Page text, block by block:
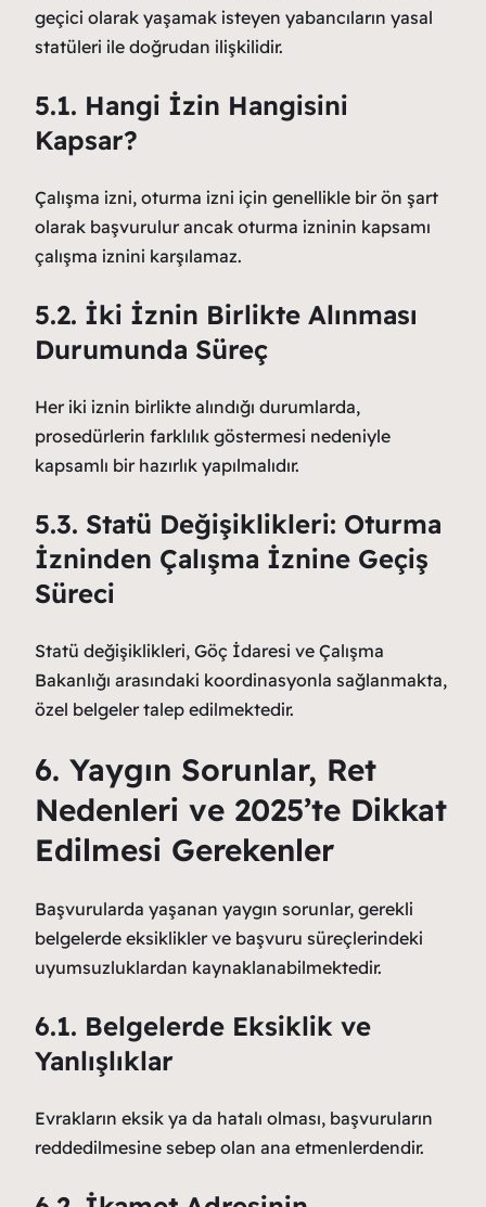
geçici olarak yaşamak isteyen yabancıların yasal
statüleri ile doğrudan ilişkilidir.
5.1. Hangi İzin Hangisini
Kapsar?
Çalışma izni, oturma izni için genellikle bir ön şart
olarak başvurulur ancak oturma izninin kapsamı
çalışma iznini karşılamaz.
5.2. İki İznin Birlikte Alınması
Durumunda Süreç
Her iki iznin birlikte alındığı durumlarda,
prosedürlerin farklılık göstermesi nedeniyle
kapsamlı bir hazırlık yapılmalıdır.
5.3. Statü Değişiklikleri: Oturma
İzninden Çalışma İznine Geçiş
Süreci
Statü değişiklikleri, Göç İdaresi ve Çalışma
Bakanlığı arasındaki koordinasyonla sağlanmakta,
özel belgeler talep edilmektedir.
6. Yaygın Sorunlar, Ret
Nedenleri ve 2025’te Dikkat
Edilmesi Gerekenler
Başvurularda yaşanan yaygın sorunlar, gerekli
belgelerde eksiklikler ve başvuru süreçlerindeki
uyumsuzluklardan kaynaklanabilmektedir.
6.1. Belgelerde Eksiklik ve
Yanlışlıklar
Evrakların eksik ya da hatalı olması, başvuruların
reddedilmesine sebep olan ana etmenlerdendir.